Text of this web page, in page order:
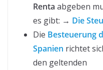
Renta abgeben
es gibt: → Die
Die Besteuerung
Spanien richtet
den geltenden